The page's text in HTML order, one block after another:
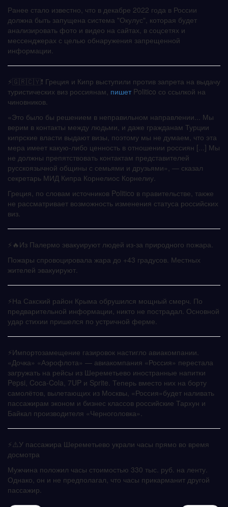
Ранее стало известно, что в декабре 2022 года в России
должна быть запущена система "Окулус", которая будет
анализировать фото и видео на сайтах, в соцсетях и
мессенджерах с целью обнаружения запрещенной
информации.
⚡️🇬🇷🇨🇾❗️ Греция и Кипр выступили против запрета на выдачу
туристических виз россиянам, пишетPolitico со ссылкой на
чиновников.
«Это было бы решением в неправильном направлении... Мы
верим в контакты между людьми, и даже гражданам Турции
кипрские власти выдают визы, поэтому мы не думаем, что эта
мера имеет какую-либо ценность в отношении россиян [...] Мы
не должны препятствовать контактам представителей
русскоязычной общины с семьями и друзьями», — сказал
секретарь МИД Кипра Корнелиос Корнелиу.
Греция, по словам источников Politico в правительстве, также
не рассматривает возможность изменения статуса российских
виз.
⚡️🔥Из Палермо эвакуируют людей из-за природного пожара.
Пожары спровоцировала жара до +43 градусов. Местных
жителей эвакуируют.
⚡️На Сакский район Крыма обрушился мощный смерч. По
предварительной информации, никто не пострадал. Основной
удар стихии пришелся по устричной ферме.
⚡️Импортозамещение газировок настигло авиакомпании.
«Дочка» «Аэрофлота» — авиакомпания «Россия» перестала
загружать на рейсы из Шереметьево иностранные напитки
Pepsi, Coca-Cola, 7UP и Sprite. Теперь вместо них на борту
самолётов, вылетающих из Москвы, «Россия»будет наливать
пассажирам эконом и бизнес классов российские Тархун и
Байкал производителя «Черноголовка».
⚡️⚠️У пассажира Шереметьево украли часы прямо во время
досмотра
Мужчина положил часы стоимостью 330 тыс. руб. на ленту.
Однако, он и не предполагал, что часы прикарманит другой
пассажир.